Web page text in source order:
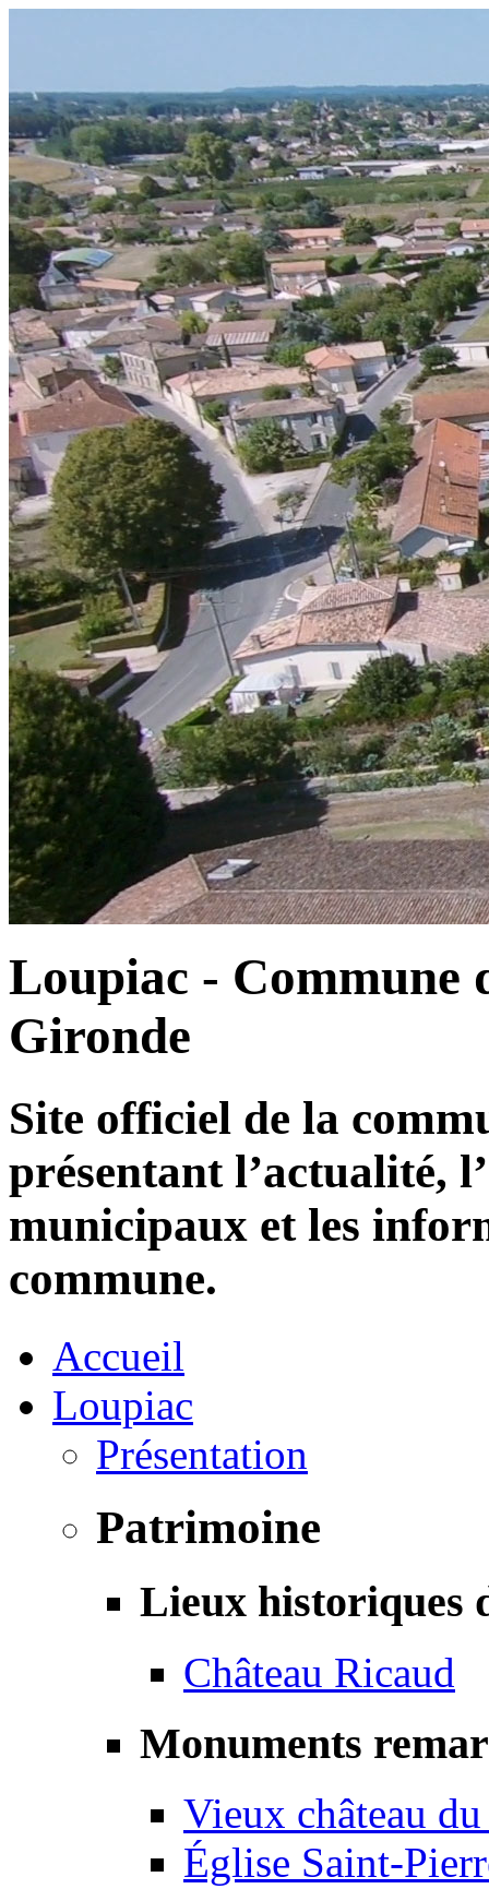
Loupiac - Commune
Gironde
Site officiel de la
présentant l’actualité,
municipaux et les
commune.
Accueil
Loupiac
Présentation
Patrimoine
Lieux historiques
Château Ricaud
Monuments
Vieux château
Église Saint-